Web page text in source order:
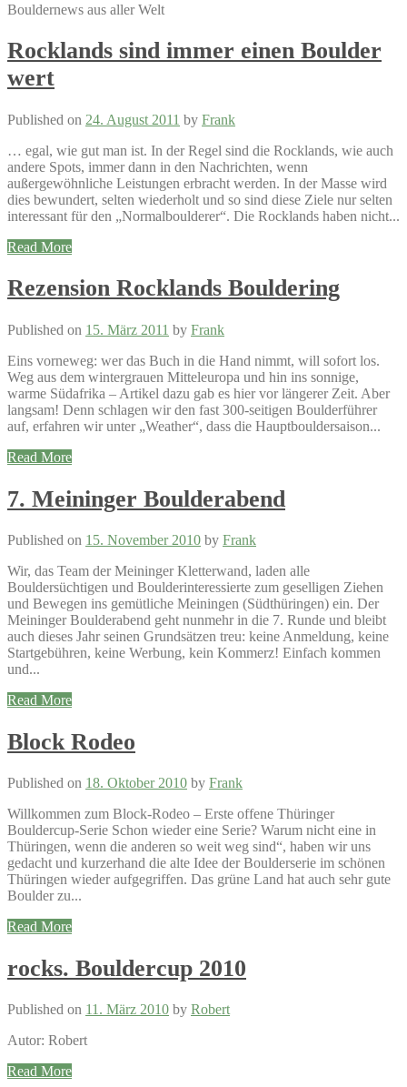
Bouldernews aus aller Welt
Rocklands sind immer einen Boulder
wert
Published on 24. August 2011 by Frank
… egal, wie gut man ist. In der Regel sind die Rocklands, wie auch
andere Spots, immer dann in den Nachrichten, wenn
außergewöhnliche Leistungen erbracht werden. In der Masse wird
dies bewundert, selten wiederholt und so sind diese Ziele nur selten
interessant für den „Normalboulderer“. Die Rocklands haben nicht...
Read More
Rezension Rocklands Bouldering
Published on 15. März 2011 by Frank
Eins vorneweg: wer das Buch in die Hand nimmt, will sofort los.
Weg aus dem wintergrauen Mitteleuropa und hin ins sonnige,
warme Südafrika – Artikel dazu gab es hier vor längerer Zeit. Aber
langsam! Denn schlagen wir den fast 300-seitigen Boulderführer
auf, erfahren wir unter „Weather“, dass die Hauptbouldersaison...
Read More
7. Meininger Boulderabend
Published on 15. November 2010 by Frank
Wir, das Team der Meininger Kletterwand, laden alle
Bouldersüchtigen und Boulderinteressierte zum geselligen Ziehen
und Bewegen ins gemütliche Meiningen (Südthüringen) ein. Der
Meininger Boulderabend geht nunmehr in die 7. Runde und bleibt
auch dieses Jahr seinen Grundsätzen treu: keine Anmeldung, keine
Startgebühren, keine Werbung, kein Kommerz! Einfach kommen
und...
Read More
Block Rodeo
Published on 18. Oktober 2010 by Frank
Willkommen zum Block-Rodeo – Erste offene Thüringer
Bouldercup-Serie Schon wieder eine Serie? Warum nicht eine in
Thüringen, wenn die anderen so weit weg sind“, haben wir uns
gedacht und kurzerhand die alte Idee der Boulderserie im schönen
Thüringen wieder aufgegriffen. Das grüne Land hat auch sehr gute
Boulder zu...
Read More
rocks. Bouldercup 2010
Published on 11. März 2010 by Robert
Autor: Robert
Read More